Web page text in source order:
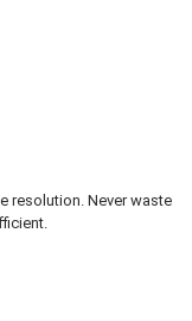
resolution. Never waste